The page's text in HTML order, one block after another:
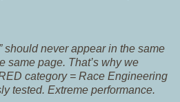
should never appear in the same
same page. That’s why we
category = Race Engineering
tested. Extreme performance.